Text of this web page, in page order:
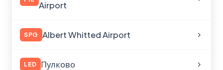
Airport
SPG Albert Whitted Airport
LED Пулково